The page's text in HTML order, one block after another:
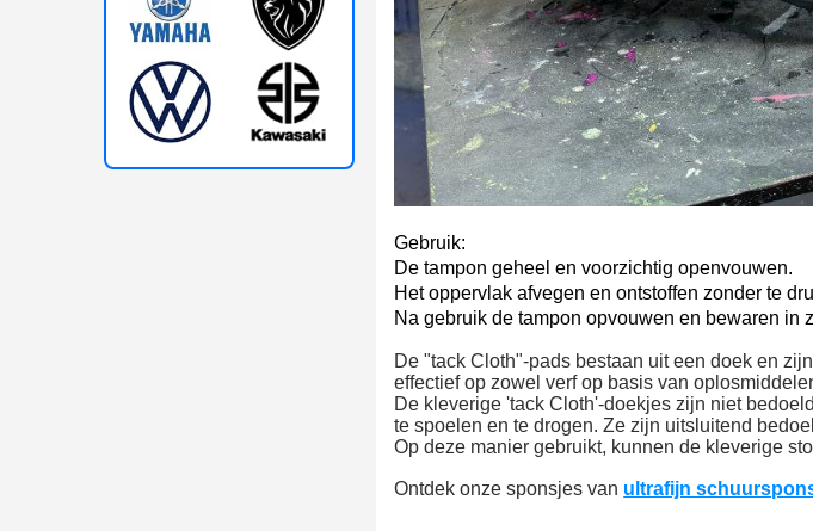
Gebruik:
De tampon geheel en voorzichtig openvouwen.
Het oppervlak afvegen en ontstoffen zonder te
Na gebruik de tampon opvouwen en bewaren in
De "tack Cloth"-pads bestaan uit een doek en
effectief op zowel verf op basis van
De kleverige 'tack Cloth'-doekjes zijn niet
te spoelen en te drogen. Ze zijn uitsluitend
Op deze manier gebruikt, kunnen de kleverige
Ontdek onze sponsjes van ultrafijn